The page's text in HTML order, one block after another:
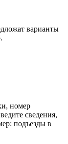
варианты
номер
сведения,
подъезды в